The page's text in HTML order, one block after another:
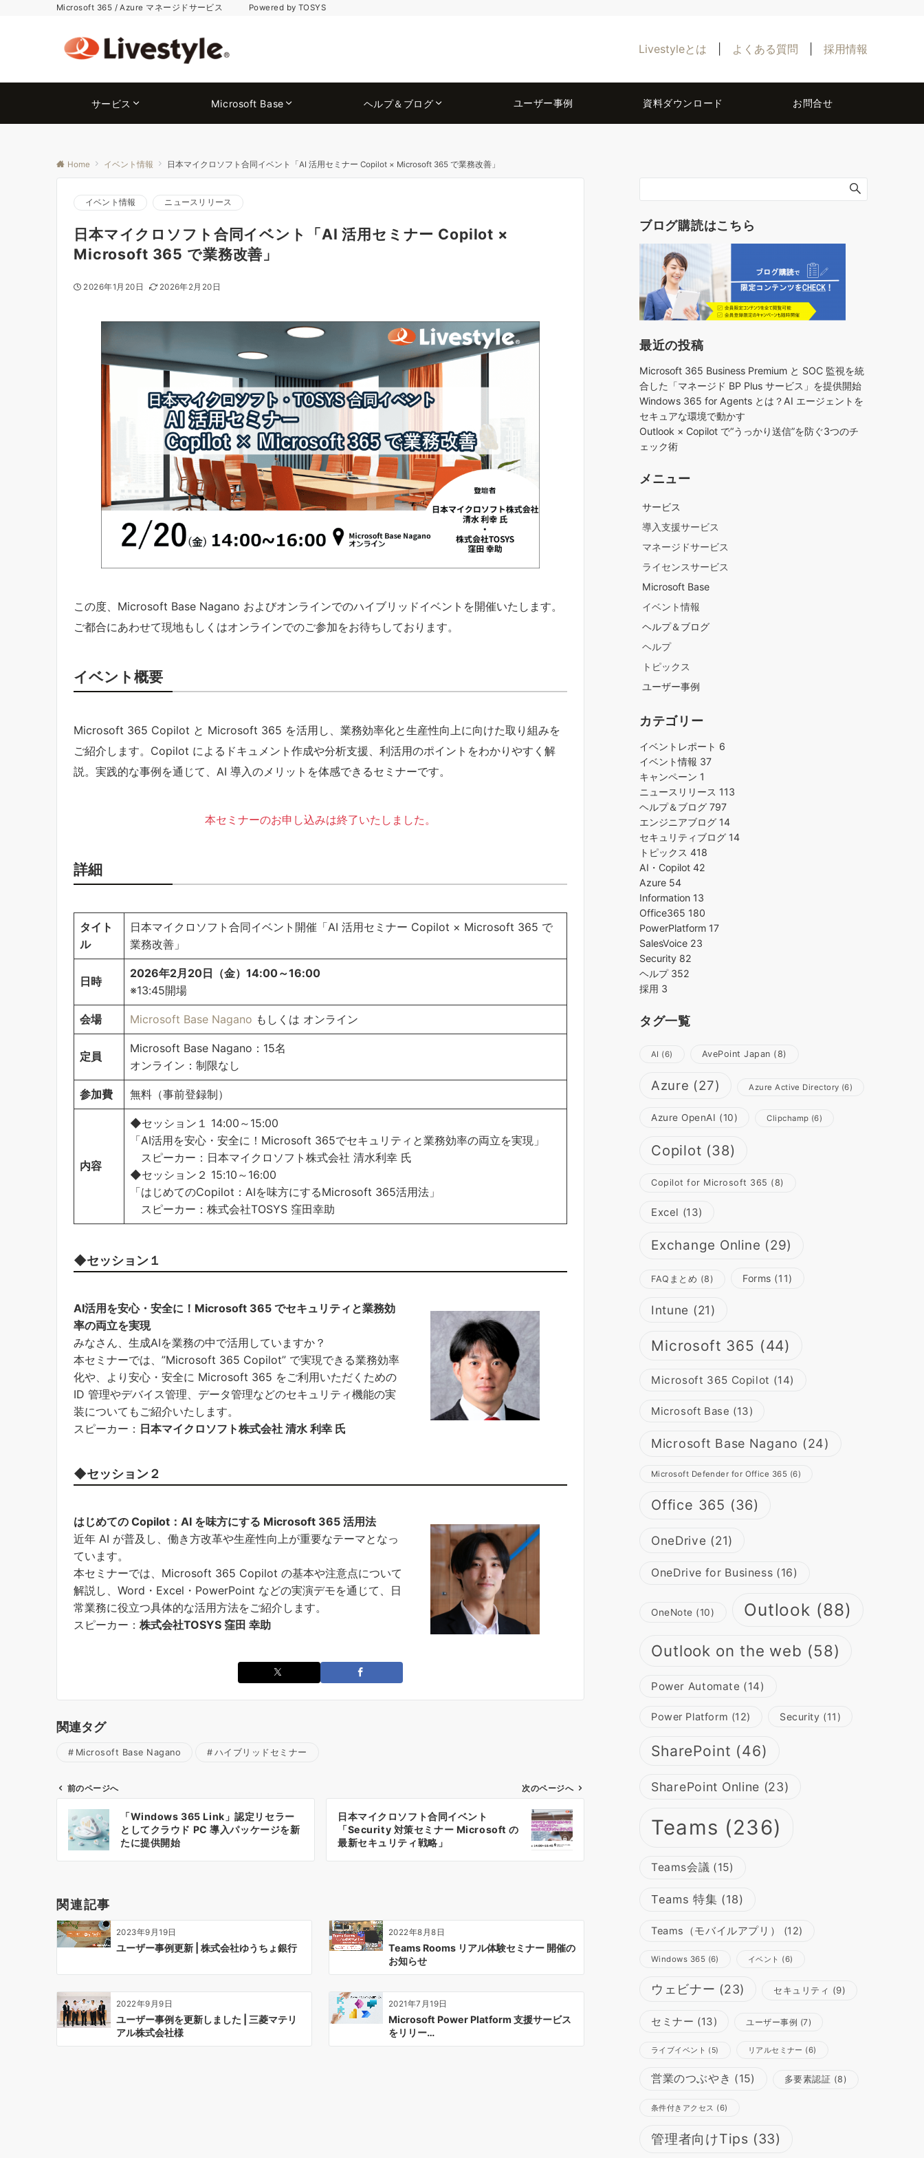
Microsoft 365 / Azure マネージドサービス Powered by TOSYS
Livestyleとは よくある質問 採用情報
サービス Microsoft Base ヘルプ＆ブログ ユーザー事例 資料ダウンロード お問合せ
Home イベント情報 日本マイクロソフト合同イベント「AI 活用セミナー Copilot × Microsoft 365 で業務改善」
イベント情報 ニュースリリース
日本マイクロソフト合同イベント「AI 活用セミナー Copilot ×
Microsoft 365 で業務改善」
2026年1月20日 2026年2月20日
この度、Microsoft Base Nagano およびオンラインでのハイブリッドイベントを開催いたします。
ご都合にあわせて現地もしくはオンラインでのご参加をお待ちしております。
イベント概要
Microsoft 365 Copilot と Microsoft 365 を活用し、業務効率化と生産性向上に向けた取り組みを
ご紹介します。Copilot によるドキュメント作成や分析支援、利活用のポイントをわかりやすく解
説。実践的な事例を通じて、AI 導入のメリットを体感できるセミナーです。
本セミナーのお申し込みは終了いたしました。
詳細
タイト
ル
日本マイクロソフト合同イベント開催「AI 活用セミナー Copilot × Microsoft 365 で
業務改善」
日時
2026年2月20日（金）14:00～16:00
※13:45開場
会場 Microsoft Base Nagano もしくは オンライン
定員
Microsoft Base Nagano：15名
オンライン：制限なし
参加費 無料（事前登録制）
内容
◆セッション１ 14:00～15:00
「AI活用を安心・安全に！Microsoft 365でセキュリティと業務効率の両立を実現」
スピーカー：日本マイクロソフト株式会社 清水利幸 氏
◆セッション２ 15:10～16:00
「はじめてのCopilot：AIを味方にするMicrosoft 365活用法」
スピーカー：株式会社TOSYS 窪田幸助
◆セッション１
AI活用を安心・安全に！Microsoft 365 でセキュリティと業務効
率の両立を実現
みなさん、生成AIを業務の中で活用していますか？
本セミナーでは、”Microsoft 365 Copilot” で実現できる業務効率
化や、より安心・安全に Microsoft 365 をご利用いただくための
ID 管理やデバイス管理、データ管理などのセキュリティ機能の実
装についてもご紹介いたします。
スピーカー： 日本マイクロソフト株式会社 清水 利幸 氏
◆セッション２
はじめての Copilot：AI を味方にする Microsoft 365 活用法
近年 AI が普及し、働き方改革や生産性向上が重要なテーマとなっ
ています。
本セミナーでは、Microsoft 365 Copilot の基本や注意点について
解説し、Word・Excel・PowerPoint などの実演デモを通じて、日
常業務に役立つ具体的な活用方法をご紹介します。
スピーカー： 株式会社TOSYS 窪田 幸助
関連タグ
Microsoft Base Nagano ハイブリッドセミナー
シ
ョ
ン
前のページへ
「Windows 365 Link」認定リセラー
としてクラウド PC 導入パッケージを新
たに提供開始
次のページへ
日本マイクロソフト合同イベント
「Security 対策セミナー Microsoft の
最新セキュリティ戦略」
関連記事
2023年9月19日
ユーザー事例更新 | 株式会社ゆうちょ銀行
2022年8月8日
Teams Rooms リアル体験セミナー 開催の
お知らせ
2022年9月9日
ユーザー事例を更新しました | 三菱マテリ
アル株式会社様
2021年7月19日
Microsoft Power Platform 支援サービス
をリリー…
ブログ購読はこちら
最近の投稿
Microsoft 365 Business Premium と SOC 監視を統
合した「マネージド BP Plus サービス」を提供開始
Windows 365 for Agents とは？AI エージェントを
セキュアな環境で動かす
Outlook × Copilot で“うっかり送信”を防ぐ3つのチ
ェック術​
メニュー
サービス
導入支援サービス
マネージドサービス
ライセンスサービス
Microsoft Base
イベント情報
ヘルプ＆ブログ
ヘルプ
トピックス
ユーザー事例
カテゴリー
イベントレポート 6
イベント情報 37
キャンペーン 1
ニュースリリース 113
ヘルプ＆ブログ 797
エンジニアブログ 14
セキュリティブログ 14
トピックス 418
AI・Copilot 42
Azure 54
Information 13
Office365 180
PowerPlatform 17
SalesVoice 23
Security 82
ヘルプ 352
採用 3
タグ一覧
AI (6) AvePoint Japan (8)
Azure (27) Azure Active Directory (6)
Azure OpenAI (10) Clipchamp (6)
Copilot (38)
Copilot for Microsoft 365 (8)
Excel (13)
Exchange Online (29)
FAQまとめ (8) Forms (11)
Intune (21)
Microsoft 365 (44)
Microsoft 365 Copilot (14)
Microsoft Base (13)
Microsoft Base Nagano (24)
Microsoft Defender for Office 365 (6)
Office 365 (36)
OneDrive (21)
OneDrive for Business (16)
OneNote (10) Outlook (88)
Outlook on the web (58)
Power Automate (14)
Power Platform (12) Security (11)
SharePoint (46)
SharePoint Online (23)
Teams (236)
Teams会議 (15)
Teams 特集 (18)
Teams（モバイルアプリ） (12)
Windows 365 (6) イベント (6)
ウェビナー (23) セキュリティ (9)
セミナー (13) ユーザー事例 (7)
ライブイベント (5) リアルセミナー (6)
営業のつぶやき (15) 多要素認証 (8)
条件付きアクセス (6)
管理者向けTips (33)